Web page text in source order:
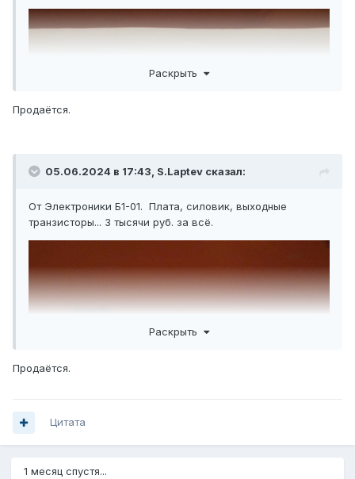
Раскрыть
Продаётся.
05.06.2024 в 17:43, S.Laptev сказал:
От Электроники Б1-01. Плата, силовик, выходные
транзисторы... 3 тысячи руб. за всё.
Раскрыть
Продаётся.
Цитата
1 месяц спустя...